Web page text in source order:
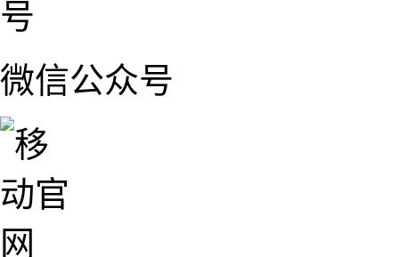
微信公众号